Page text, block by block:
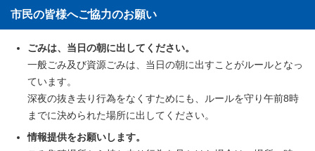
市民の皆様へご協力のお願い
ごみは、当日の朝に出してください。
一般ごみ及び資源ごみは、当日の朝に出すことがルールとなっ
ています。
深夜の抜き去り行為をなくすためにも、ルールを守り午前8時
までに決められた場所に出してください。
情報提供をお願いします。